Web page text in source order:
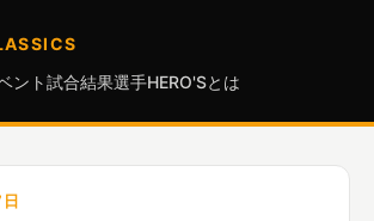
ント試合結果選手HERO'Sとは